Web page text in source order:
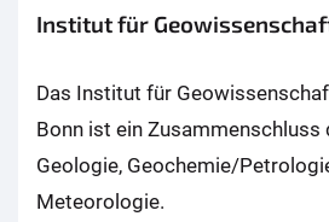
Institut für
Das Institut für
Bonn ist ein Zusammenschluss
Geologie, Geochemie/
Meteorologie.